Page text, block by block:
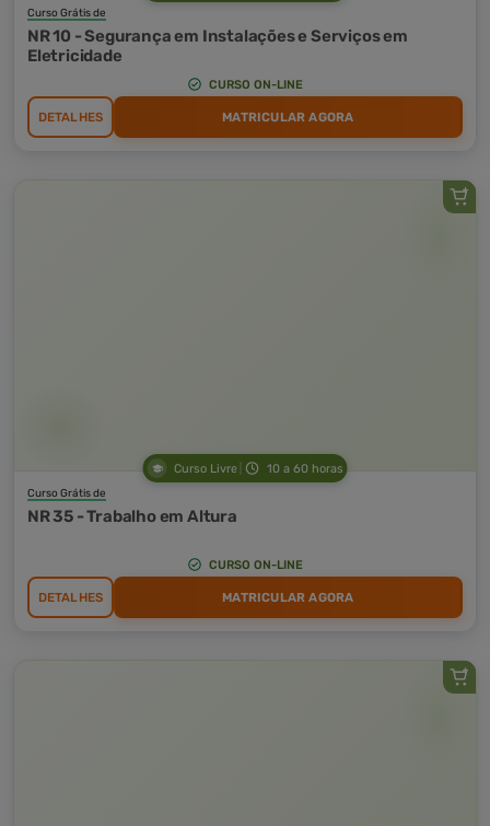
Curso Grátis de
NR 10 - Segurança em Instalações e Serviços em
Eletricidade
CURSO ON-LINE
DETALHES MATRICULAR AGORA
Curso Livre 10 a 60 horas
Curso Grátis de
NR 35 - Trabalho em Altura
CURSO ON-LINE
DETALHES MATRICULAR AGORA